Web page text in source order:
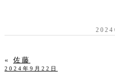
2024
« 佐藤
2024年9月22日